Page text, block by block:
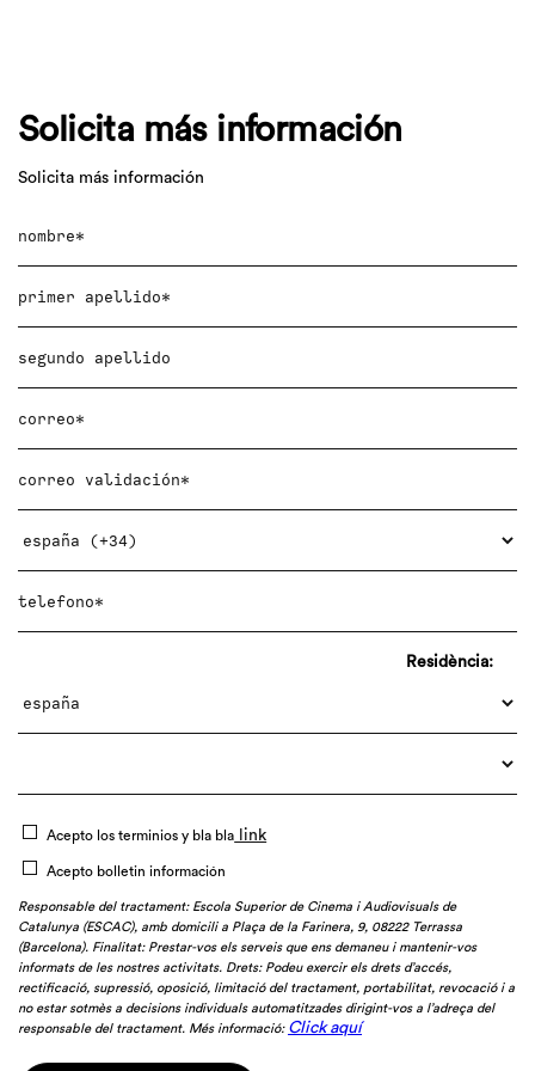
Solicita más información
Solicita más información
Residència:
Acepto los terminios y bla bla link
Acepto bolletin información
Responsable del tractament: Escola Superior de Cinema i Audiovisuals de
Catalunya (ESCAC), amb domicili a Plaça de la Farinera, 9, 08222 Terrassa
(Barcelona). Finalitat: Prestar-vos els serveis que ens demaneu i mantenir-vos
informats de les nostres activitats. Drets: Podeu exercir els drets d’accés,
rectificació, supressió, oposició, limitació del tractament, portabilitat, revocació i a
no estar sotmès a decisions individuals automatitzades dirigint-vos a l’adreça del
responsable del tractament. Més informació: Click aquí